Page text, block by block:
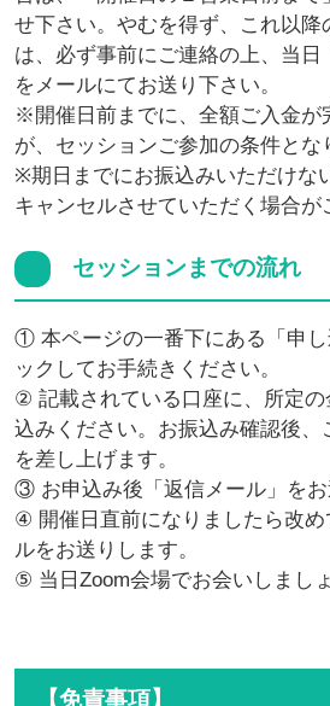
せ下さい。やむを得ず、これ以降
は、必ず事前にご連絡の上、当日
をメールにてお送り下さい。
※開催日前までに、全額ご入金が
が、セッションご参加の条件とな
※期日までにお振込みいただけな
キャンセルさせていただく場合が
セッションまでの流れ
① 本ページの一番下にある「申し
ックしてお手続きください。
② 記載されている口座に、所定
込みください。お振込み確認後、
を差し上げます。
③ お申込み後「返信メール」をお
④ 開催日直前になりましたら改
ルをお送りします。
⑤ 当日Zoom会場でお会いしましょ
【免責事項】